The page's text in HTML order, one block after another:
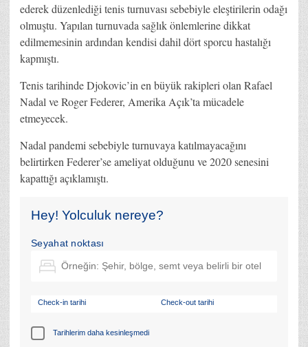
ederek düzenlediği tenis turnuvası sebebiyle eleştirilerin odağı
olmuştu. Yapılan turnuvada sağlık önlemlerine dikkat
edilmemesinin ardından kendisi dahil dört sporcu hastalığı
kapmıştı.
Tenis tarihinde Djokovic’in en büyük rakipleri olan Rafael
Nadal ve Roger Federer, Amerika Açık’ta mücadele
etmeyecek.
Nadal pandemi sebebiyle turnuvaya katılmayacağını
belirtirken Federer’se ameliyat olduğunu ve 2020 senesini
kapattığı açıklamıştı.
Hey! Yolculuk nereye?
Seyahat noktası
Check-in tarihi Check-out tarihi
Tarihlerim daha kesinleşmedi